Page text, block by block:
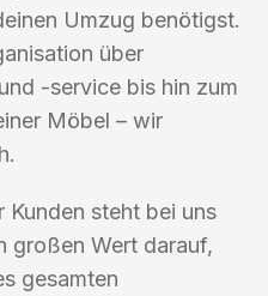
Umzug benötigst.
über
-service bis hin zum
Möbel – wir
Kunden steht bei uns
großen Wert darauf,
gesamten